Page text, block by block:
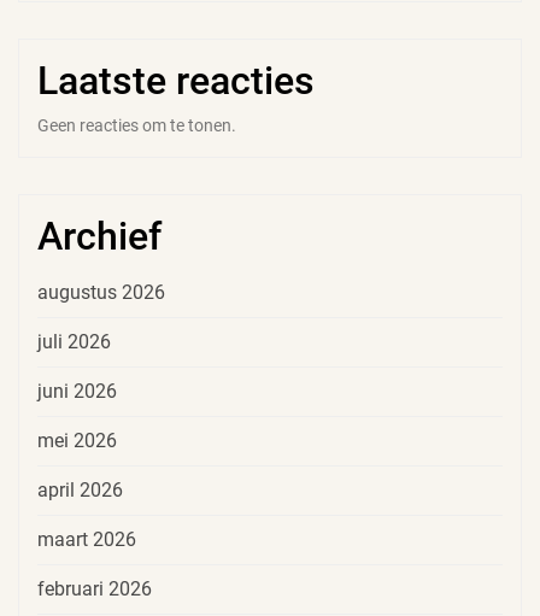
Laatste reacties
Geen reacties om te tonen.
Archief
augustus 2026
juli 2026
juni 2026
mei 2026
april 2026
maart 2026
februari 2026